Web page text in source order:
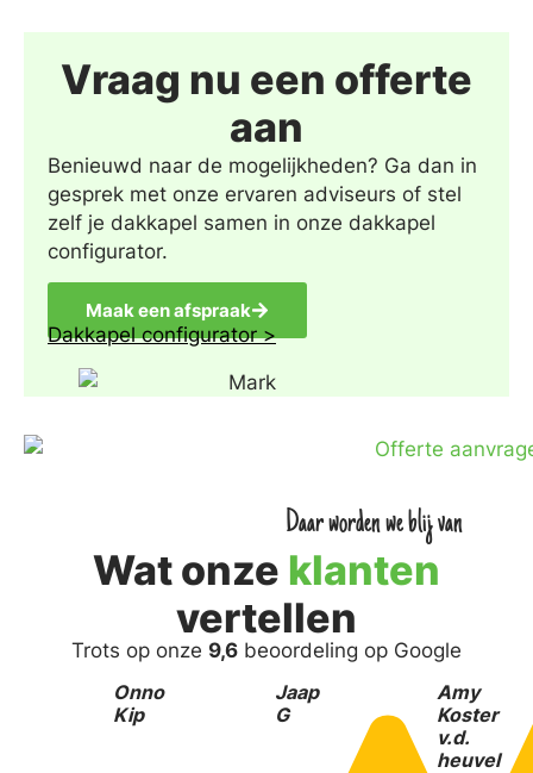
Vraag nu een offerte
aan
Benieuwd naar de mogelijkheden? Ga dan in
gesprek met onze ervaren adviseurs of stel
zelf je dakkapel samen in onze dakkapel
configurator.
Maak een afspraak
Dakkapel configurator >
Wat onze klanten
vertellen
Trots op onze 9,6 beoordeling op Google
Onno
Kip
Jaap
G
Amy
Koster
v.d.
heuvel
Daar worden we blij van